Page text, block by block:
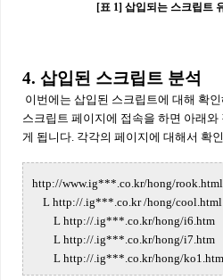
[표 1] 삽입되는 스크립트
4. 삽입된 스크립트 분석
이번에는 삽입된 스크립트에 대해 확
스크립트 페이지에 접속을 하면 아래
게 됩니다. 각각의 페이지에 대해서 확
http://www.ig***.co.kr/hong/rook.html
L http://.ig***.co.kr /hong/cool.html
L http://.ig***.co.kr/hong/i6.htm
L http://.ig***.co.kr/hong/i7.htm
L http://.ig***.co.kr/hong/ko1.htm